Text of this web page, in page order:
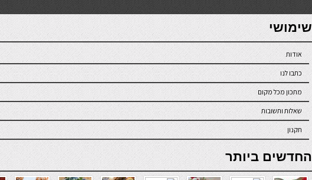
7slots
seriöse online casinos österreich
שימושי
אודות
כתבו לנו
מתכון מכל מקום
שאלות ותשובות
תקנון
online casino
החדשים ביותר